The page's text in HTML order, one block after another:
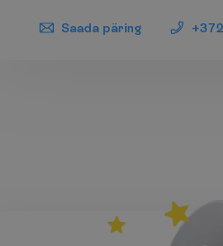
Saada päring